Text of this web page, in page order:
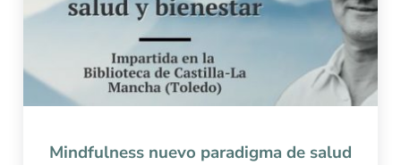
Mindfulness nuevo paradigma de salud